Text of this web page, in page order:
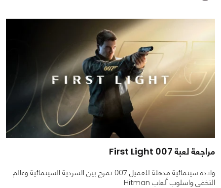
مراجعة لعبة 007 First Light
ولادة سينمائية مذهلة للعميل 007 تمزج بين السردية السينمائية وعالم
التخفي واسلوب ألعاب Hitman